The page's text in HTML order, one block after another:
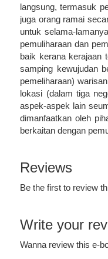
langsung, termasuk
juga orang ramai
untuk selama-
pemuliharaan dan
baik kerana kerajaan
samping kewujudan
pemeliharaan)
lokasi (dalam tiga
aspek-aspek lain
dimanfaatkan oleh
berkaitan dengan
Reviews
Be the first to review
Write your
Wanna review this e-